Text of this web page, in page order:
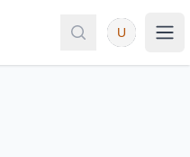
User
U